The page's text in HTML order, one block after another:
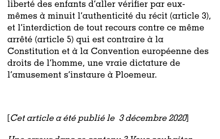
liberté des enfants d’aller vérifier par eux-
mêmes à minuit l’authenticité du récit (article 3),
et l’interdiction de tout recours contre ce même
arrêté (article 5) qui est contraire à la
Constitution et à la Convention européenne des
droits de l’homme, une vraie dictature de
l’amusement s’instaure à Ploemeur.
Cet article a été publié le 3 décembre 2020]